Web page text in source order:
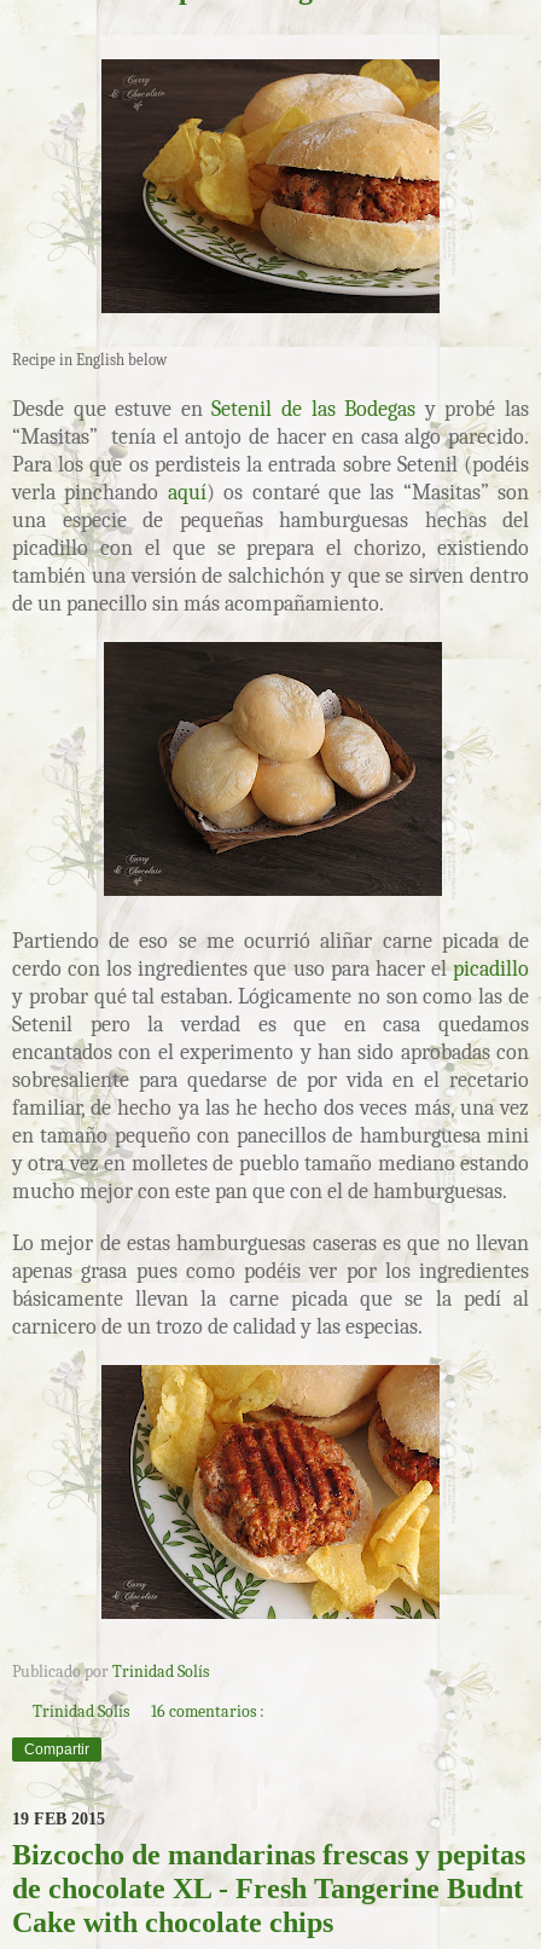
Recipe in English below
Desde que estuve enSetenil de las Bodegas y probé las
“Masitas” tenía el antojo de hacer en casa algo parecido.
Para los que os perdisteis la entrada sobre Setenil (podéis
verla pinchando aquí) os contaré que las “Masitas” son
una especie de pequeñas hamburguesas hechas del
picadillo con el que se prepara el chorizo, existiendo
también una versión de salchichón y que se sirven dentro
de un panecillo sin más acompañamiento.
Partiendo de eso se me ocurrió aliñar carne picada de
cerdo con los ingredientes que uso para hacer elpicadillo
y probar qué tal estaban. Lógicamente no son como las de
Setenil pero la verdad es que en casa quedamos
encantados con el experimento y han sido aprobadas con
sobresaliente para quedarse de por vida en el recetario
familiar, de hecho ya las he hecho dos veces más, una vez
en tamaño pequeño con panecillos de hamburguesa mini
y otra vez en molletes de pueblo tamaño mediano estando
mucho mejor con este pan que con el de hamburguesas.
Lo mejor de estas hamburguesas caseras es que no llevan
apenas grasa pues como podéis ver por los ingredientes
básicamente llevan la carne picada que se la pedí al
carnicero de un trozo de calidad y las especias.
Publicado porTrinidad Solís
Trinidad Solís
16 comentarios :
Compartir
19 FEB 2015
Bizcocho de mandarinas frescas y pepitas
de chocolate XL - Fresh Tangerine Budnt
Cake with chocolate chips